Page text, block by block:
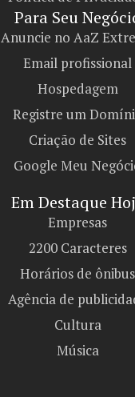
Para Seu
Anuncie no AaZ
Email profissional
Hospedagem
Registre um
Criação de Sites
Google Meu
Em Destaque
Empresas
2200 Caracteres
Horários de ônibus
Agência de
Cultura
Música